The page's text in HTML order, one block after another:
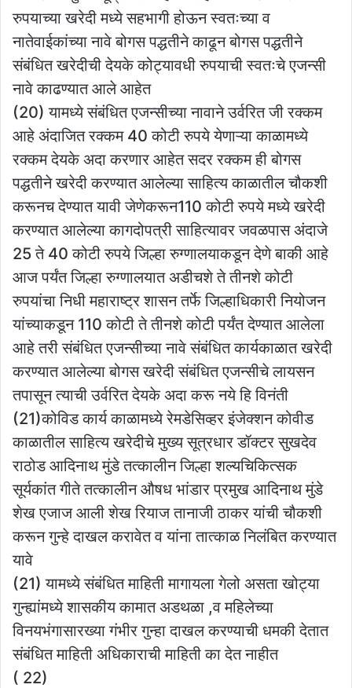
रुपयाच्या खरेदी मध्ये सहभागी होऊन स्वतःच्या व
नातेवाईकांच्या नावे बोगस पद्धतीने काढून बोगस पद्धतीने
संबंधित खरेदीची देयके कोट्यावधी रुपयाची स्वतःचे एजन्सी
नावे काढण्यात आले आहेत
(20) यामध्ये संबंधित एजन्सीच्या नावाने उर्वरित जी रक्कम
आहे अंदाजित रक्कम 40 कोटी रुपये येणाऱ्या काळामध्ये
रक्कम देयके अदा करणार आहेत सदर रक्कम ही बोगस
पद्धतीने खरेदी करण्यात आलेल्या साहित्य काळातील चौकशी
करूनच देण्यात यावी जेणेकरून110 कोटी रुपये मध्ये खरेदी
करण्यात आलेल्या कागदोपत्री साहित्यावर जवळपास अंदाजे
25 ते 40 कोटी रुपये जिल्हा रुग्णालयाकडून देणे बाकी आहे
आज पर्यंत जिल्हा रुग्णालयात अडीचशे ते तीनशे कोटी
रुपयांचा निधी महाराष्ट्र शासन तर्फे जिल्हाधिकारी नियोजन
यांच्याकडून 110 कोटी ते तीनशे कोटी पर्यंत देण्यात आलेला
आहे तरी संबंधित एजन्सीच्या नावे संबंधित कार्यकाळात खरेदी
करण्यात आलेल्या बोगस खरेदी संबंधित एजन्सीचे लायसन
तपासून त्याची उर्वरित देयके अदा करू नये हि विनंती
(21)कोविड कार्य काळामध्ये रेमडेसिव्हर इंजेक्शन कोवीड
काळातील साहित्य खरेदीचे मुख्य सूत्रधार डॉक्टर सुखदेव
राठोड आदिनाथ मुंडे तत्कालीन जिल्हा शल्यचिकित्सक
सूर्यकांत गीते तत्कालीन औषध भांडार प्रमुख आदिनाथ मुंडे
शेख एजाज आली शेख रियाज तानाजी ठाकर यांची चौकशी
करून गुन्हे दाखल करावेत व यांना तात्काळ निलंबित करण्यात
यावे
(21) यामध्ये संबंधित माहिती मागायला गेलो असता खोट्या
गुन्ह्यांमध्ये शासकीय कामात अडथळा ,व महिलेच्या
विनयभंगासारख्या गंभीर गुन्हा दाखल करण्याची धमकी देतात
संबंधित माहिती अधिकाराची माहिती का देत नाहीत
( 22)